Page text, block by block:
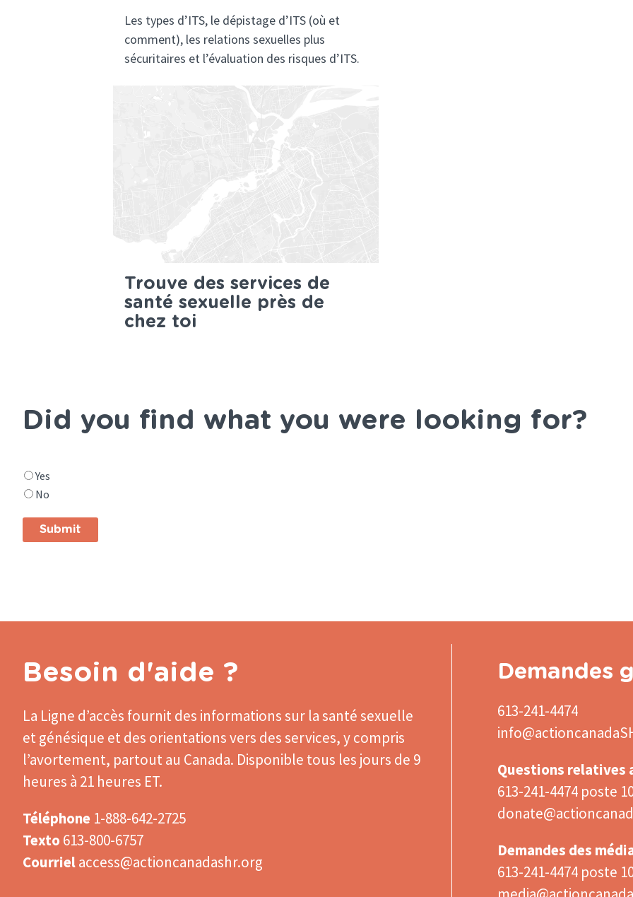
Les types d’ITS, le dépistage d’ITS (où et
comment), les relations sexuelles plus
sécuritaires et l’évaluation des risques d’ITS.
Trouve des services de
santé sexuelle près de
chez toi
Did you find what you were looking for?
Did
find
you
were
Yes
No
Besoin d'aide ?
La Ligne d’accès fournit des informations sur la santé sexuelle
et génésique et des orientations vers des services, y compris
l’avortement, partout au Canada. Disponible tous les jours de 9
heures à 21 heures ET.
Téléphone 1-888-642-2725
Texto 613-800-6757
Courrielaccess@actioncanadashr.org
Demandes
613-241-4474
Questions relatives
613-241-4474 poste
Demandes des
613-241-4474 poste